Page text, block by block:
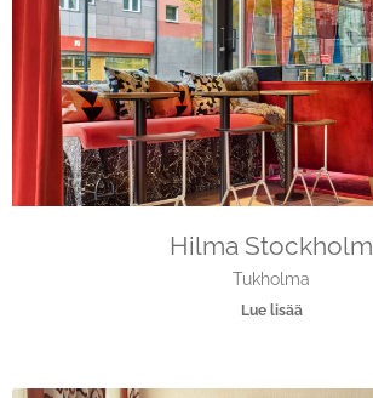
Hilma Stockholm
Tukholma
Lue lisää